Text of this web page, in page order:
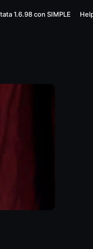
02:02:44
1.6.98 con SIMPLE